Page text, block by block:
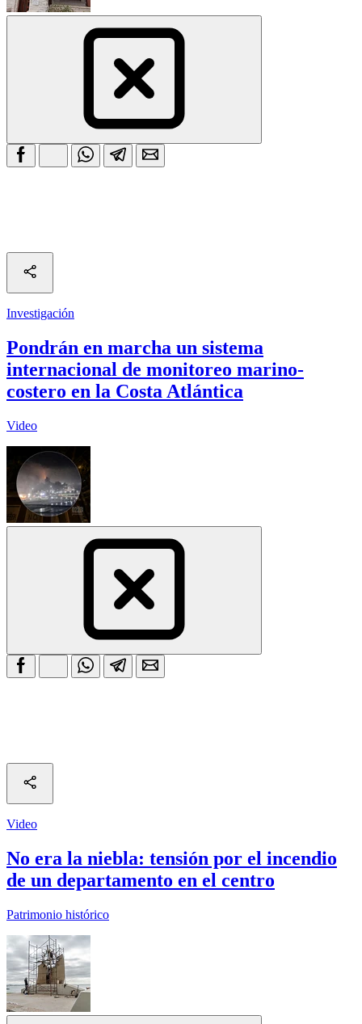
Investigación
Pondrán en marcha un sistema
internacional de monitoreo marino-
costero en la Costa Atlántica
Video
Video
No era la niebla: tensión por el incendio
de un departamento en el centro
Patrimonio histórico